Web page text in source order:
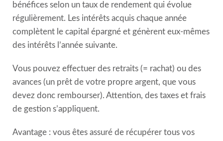
bénéfices selon un taux de rendement qui évolue
régulièrement. Les intérêts acquis chaque année
complètent le capital épargné et génèrent eux-mêmes
des intérêts l’année suivante.
Vous pouvez effectuer des retraits (= rachat) ou des
avances (un prêt de votre propre argent, que vous
devez donc rembourser). Attention, des taxes et frais
de gestion s’appliquent.
Avantage : vous êtes assuré de récupérer tous vos